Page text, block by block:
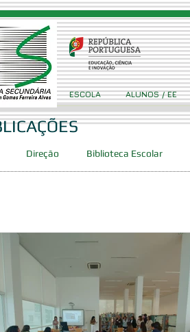
Direção Biblioteca Escolar
DAC SPO
ESCOLA ALUNOS / EE